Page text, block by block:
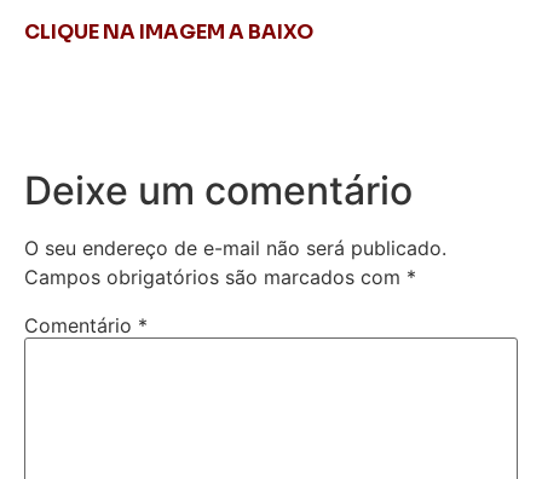
CLIQUE NA IMAGEM A BAIXO
Deixe um comentário
O seu endereço de e-mail não será publicado.
Campos obrigatórios são marcados com *
Comentário *